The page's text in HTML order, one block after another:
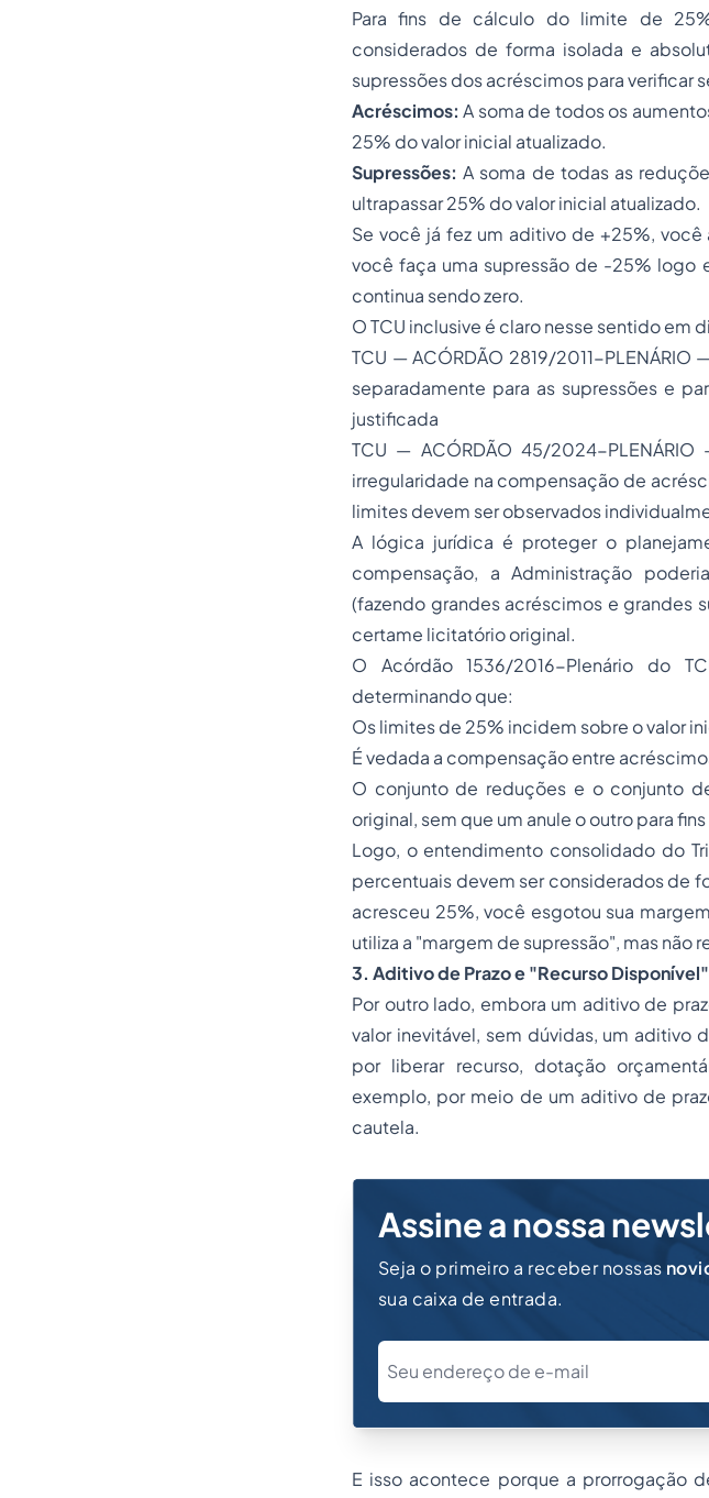
Para fins de cálculo do limite de
considerados de forma isolada e
supressões dos acréscimos para verificar
Acréscimos: A soma de todos os
25% do valor inicial atualizado.
Supressões: A soma de todas as
ultrapassar 25% do valor inicial atualizado.
Se você já fez um aditivo de +25%,
você faça uma supressão de -25% logo
continua sendo zero.
O TCU inclusive é claro nesse sentido
TCU — ACÓRDÃO 2819/2011-
separadamente para as supressões e
justificada
TCU — ACÓRDÃO 45/2024-
irregularidade na compensação de
limites devem ser observados
A lógica jurídica é proteger o
compensação, a Administração
(fazendo grandes acréscimos e grandes
certame licitatório original.
O Acórdão 1536/2016-Plenário do
determinando que:
Os limites de 25% incidem sobre o valor
É vedada a compensação entre
O conjunto de reduções e o conjunto
original, sem que um anule o outro para
Logo, o entendimento consolidado do
percentuais devem ser considerados de
acresceu 25%, você esgotou sua
utiliza a "margem de supressão", mas não
3. Aditivo de Prazo e "Recurso Disponível"
Por outro lado, embora um aditivo de
valor inevitável, sem dúvidas, um aditivo
por liberar recurso, dotação
exemplo, por meio de um aditivo de
cautela.
Assine a nossa
Seja o primeiro a receber nossas
sua caixa de entrada.
E isso acontece porque a prorrogação